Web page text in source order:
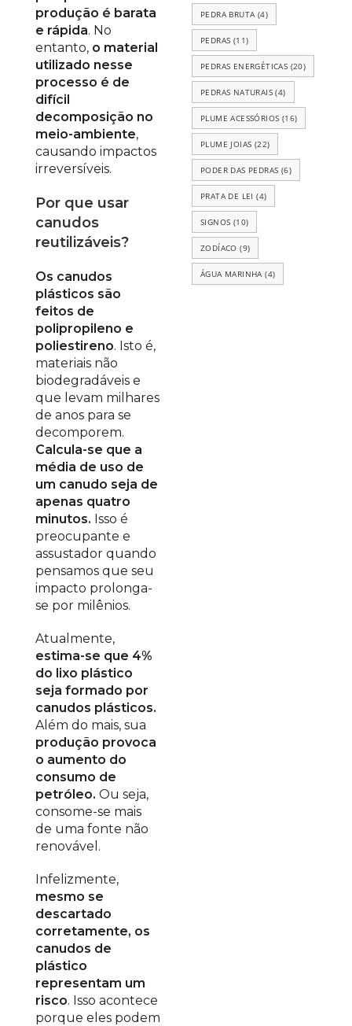
produção é barata
e rápida. No
entanto, o material
utilizado nesse
processo é de
difícil
decomposição no
meio-ambiente,
causando impactos
irreversíveis.
Por que usar
canudos
reutilizáveis?
Os canudos
plásticos são
feitos de
polipropileno e
poliestireno. Isto é,
materiais não
biodegradáveis e
que levam milhares
de anos para se
decomporem.
Calcula-se que a
média de uso de
um canudo seja de
apenas quatro
minutos. Isso é
preocupante e
assustador quando
pensamos que seu
impacto prolonga-
se por milênios.
Atualmente,
estima-se que 4%
do lixo plástico
seja formado por
canudos plásticos.
Além do mais, sua
produção provoca
o aumento do
consumo de
petróleo. Ou seja,
consome-se mais
de uma fonte não
renovável.
Infelizmente,
mesmo se
descartado
corretamente, os
canudos de
plástico
representam um
risco. Isso acontece
porque eles podem
PEDRA BRUTA (4)
PEDRAS (11)
PEDRAS ENERGÉTICAS (20)
PEDRAS NATURAIS (4)
PLUME ACESSÓRIOS (16)
PLUME JOIAS (22)
PODER DAS PEDRAS (6)
PRATA DE LEI (4)
SIGNOS (10)
ZODÍACO (9)
ÁGUA MARINHA (4)